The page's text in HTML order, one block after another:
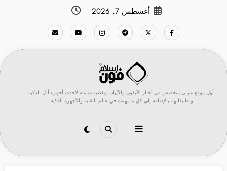
أغسطس 7, 2026
أول موقع عربي متخصص في أخبار الآيفون والآيباد، وتغطية شاملة لأحدث أجهزة أبل الذكية
وتطبيقاتها، بالإضافة إلى كل ما يهمك في عالم التقنية والأجهزة الذكية.